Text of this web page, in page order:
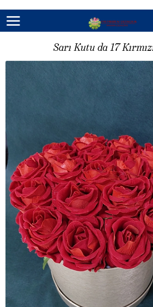
Sarı Kutu da 17